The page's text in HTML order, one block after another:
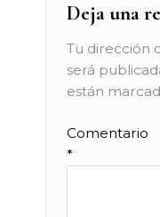
Deja una
Tu dirección
será
están
Comentario
*